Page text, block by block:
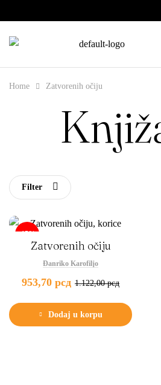
Home Zatvorenih očiju
Filter
-15%
Zatvorenih očiju
Đanriko Karofiljo
1.122,00рсд
953,70 рсд
Dodaj u korpu